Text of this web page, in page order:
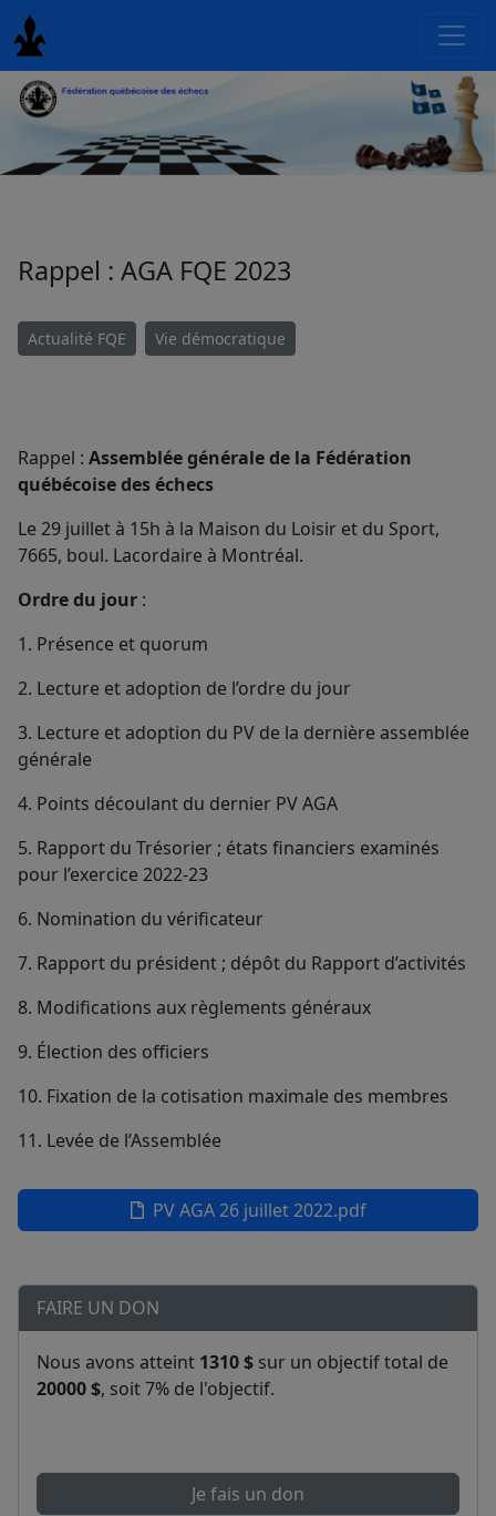
Rappel : AGA FQE 2023
Actualité FQE Vie démocratique
Rappel : Assemblée générale de la Fédération
québécoise des échecs
Le 29 juillet à 15h à la Maison du Loisir et du Sport,
7665, boul. Lacordaire à Montréal.
Ordre du jour :
1. Présence et quorum
2. Lecture et adoption de l’ordre du jour
3. Lecture et adoption du PV de la dernière assemblée
générale
4. Points découlant du dernier PV AGA
5. Rapport du Trésorier ; états financiers examinés
pour l’exercice 2022-23
6. Nomination du vérificateur
7. Rapport du président ; dépôt du Rapport d’activités
8. Modifications aux règlements généraux
9. Élection des officiers
10. Fixation de la cotisation maximale des membres
11. Levée de l’Assemblée
PV AGA 26 juillet 2022.pdf
FAIRE UN DON
Nous avons atteint 1310 $ sur un objectif total de
20000 $, soit 7% de l'objectif.
Je fais un don